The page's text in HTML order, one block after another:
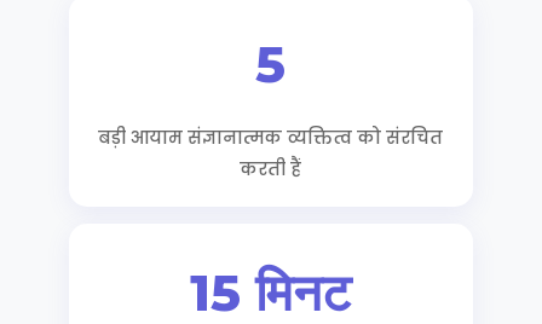
5
बड़ी आयाम संज्ञानात्मक व्यक्तित्व को संरचित
करती हैं
15 मिनट